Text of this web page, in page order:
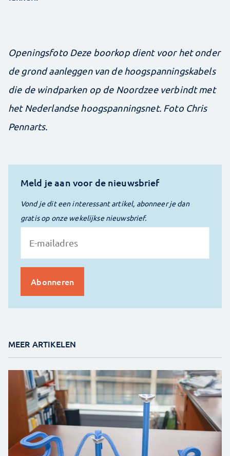
Openingsfoto Deze boorkop dient voor het onder
de grond aanleggen van de hoogspanningskabels
die de windparken op de Noordzee verbindt met
het Nederlandse hoogspanningsnet. Foto Chris
Pennarts.
Meld je aan voor de nieuwsbrief
Vond je dit een interessant artikel, abonneer je dan
gratis op onze wekelijkse nieuwsbrief.
MEER ARTIKELEN